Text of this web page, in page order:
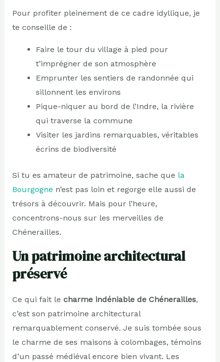
Pour profiter pleinement de ce cadre idyllique, je
te conseille de :
Faire le tour du village à pied pour
t’imprégner de son atmosphère
Emprunter les sentiers de randonnée qui
sillonnent les environs
Pique-niquer au bord de l’Indre, la rivière
qui traverse la commune
Visiter les jardins remarquables, véritables
écrins de biodiversité
Si tu es amateur de patrimoine, sache que la
Bourgogne n’est pas loin et regorge elle aussi de
trésors à découvrir. Mais pour l’heure,
concentrons-nous sur les merveilles de
Chénerailles.
Un patrimoine architectural
préservé
Ce qui fait le charme indéniable de Chénerailles,
c’est son patrimoine architectural
remarquablement conservé. Je suis tombée sous
le charme de ses maisons à colombages, témoins
d’un passé médiéval encore bien vivant. Les